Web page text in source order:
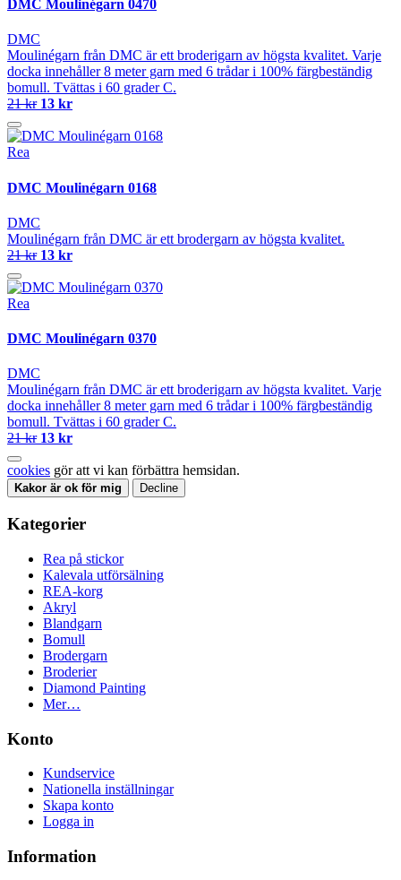
DMC Moulinégarn 0470
DMC
Moulinégarn från DMC är ett broderigarn av högsta kvalitet. Varje
docka innehåller 8 meter garn med 6 trådar i 100% färgbeständig
bomull. Tvättas i 60 grader C.
21 kr 13 kr
Rea
DMC Moulinégarn 0168
DMC
Moulinégarn från DMC är ett brodergarn av högsta kvalitet.
21 kr 13 kr
Rea
DMC Moulinégarn 0370
DMC
Moulinégarn från DMC är ett broderigarn av högsta kvalitet. Varje
docka innehåller 8 meter garn med 6 trådar i 100% färgbeständig
bomull. Tvättas i 60 grader C.
21 kr 13 kr
cookies gör att vi kan förbättra hemsidan.
Kakor är ok för mig Decline
Kategorier
Rea på stickor
Kalevala utförsälning
REA-korg
Akryl
Blandgarn
Bomull
Brodergarn
Broderier
Diamond Painting
Mer…
Konto
Kundservice
Nationella inställningar
Skapa konto
Logga in
Information